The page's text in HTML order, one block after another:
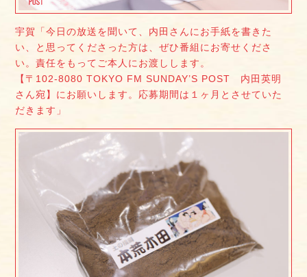
宇賀「今日の放送を聞いて、内田さんにお手紙を書きた
い、と思ってくださった方は、ぜひ番組にお寄せくださ
い。責任をもってご本人にお渡しします。
【〒102-8080 TOKYO FM SUNDAY’S POST 内田英明
さん宛】にお願いします。応募期間は１ヶ月とさせていた
だきます」